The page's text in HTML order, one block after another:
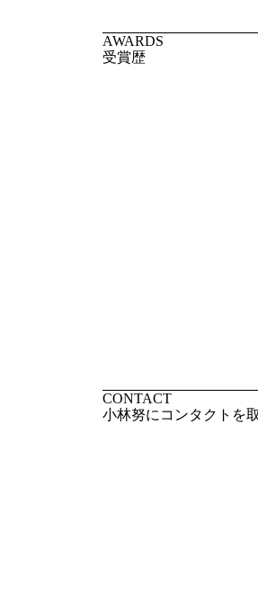
AWARDS
受賞歴
CONTACT
小林努にコンタクトを